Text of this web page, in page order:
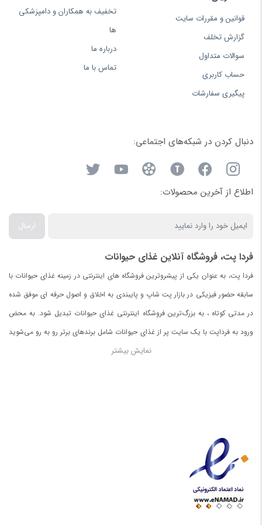
قوانین و مقررات سایت
گزارش تخلف
سوالات متداول
حساب کاربری
پیگیری سفارشات
تخفیف به همکاران و دامپزشکی
ها
درباره ما
تماس با ما
دنبال کردن در شبکه‌های اجتماعی:
اطلاع از آخرین محصولات:
ارسال
فردا پت، فروشگاه آنلاین غذای حیوانات
فردا پت، به عنوان یکی از پیشروترین فروشگاه های اینترنتی در زمینه غذای حیوانات با
سابقه حضور فیزیکی در بازار پت شاپ و پایبندی به اخلاق و اصول حرفه ای موفق شده
در مدتی کوتاه ، به بزرگ‌ترین فروشگاه اینترنتی غذای حیوانات تبدیل شود. به محض
ورود به فرداپت با یک سایت پر از غذای حیوانات شامل برندهای برتر رو به رو می‌شوید
نمایش بیشتر